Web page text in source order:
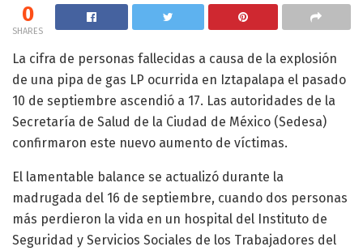
0
SHARES
La cifra de personas fallecidas a causa de la explosión
de una pipa de gas LP ocurrida en Iztapalapa el pasado
10 de septiembre ascendió a 17. Las autoridades de la
Secretaría de Salud de la Ciudad de México (Sedesa)
confirmaron este nuevo aumento de víctimas.
El lamentable balance se actualizó durante la
madrugada del 16 de septiembre, cuando dos personas
más perdieron la vida en un hospital del Instituto de
Seguridad y Servicios Sociales de los Trabajadores del